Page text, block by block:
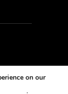
on our